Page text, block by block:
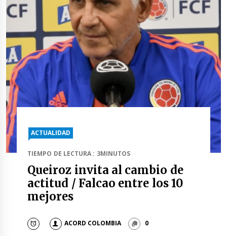
ACTUALIDAD
TIEMPO DE LECTURA : 3MINUTOS
Queiroz invita al cambio de
actitud / Falcao entre los 10
mejores
ACORD COLOMBIA 0